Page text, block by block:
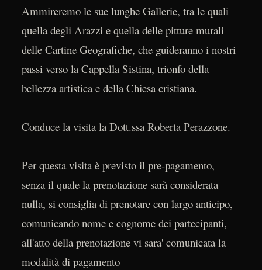
Ammireremo le sue lunghe Gallerie, tra le quali
quella degli Arazzi e quella delle pitture murali
delle Cartine Geografiche, che guideranno i nostri
passi verso la Cappella Sistina, trionfo della
bellezza artistica e della Chiesa cristiana.
Conduce la visita la Dott.ssa Roberta Perazzone.
Per questa visita è previsto il pre-pagamento,
senza il quale la prenotazione sarà considerata
nulla, si consiglia di prenotare con largo anticipo,
comunicando nome e cognome dei partecipanti,
all'atto della prenotazione vi sara' comunicata la
modalità di pagamento